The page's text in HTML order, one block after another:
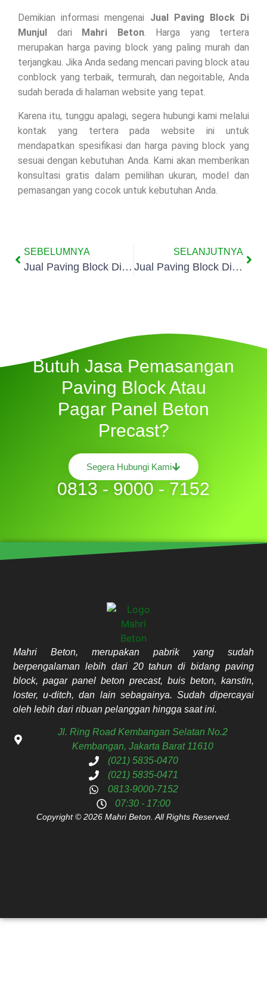
Demikian informasi mengenai Jual Paving Block Di
Munjul dari Mahri Beton. Harga yang tertera
merupakan harga paving block yang paling murah dan
terjangkau. Jika Anda sedang mencari paving block atau
conblock yang terbaik, termurah, dan negoitable, Anda
sudah berada di halaman website yang tepat.
Karena itu, tunggu apalagi, segera hubungi kami melalui
kontak yang tertera pada website ini untuk
mendapatkan spesifikasi dan harga paving block yang
sesuai dengan kebutuhan Anda. Kami akan memberikan
konsultasi gratis dalam pemilihan ukuran, model dan
pemasangan yang cocok untuk kebutuhan Anda.
SEBELUMNYA
Jual Paving Block Di Lubang Buaya
SELANJUTNYA
Jual Paving Block Di Pondok Ranggon
Butuh Jasa Pemasangan
Paving Block Atau
Pagar Panel Beton
Precast?
Segera Hubungi Kami
0813 - 9000 - 7152
Mahri Beton, merupakan pabrik yang sudah
berpengalaman lebih dari 20 tahun di bidang paving
block, pagar panel beton precast, buis beton, kanstin,
loster, u-ditch, dan lain sebagainya. Sudah dipercayai
oleh lebih dari ribuan pelanggan hingga saat ini.
Jl. Ring Road Kembangan Selatan No.2
Kembangan, Jakarta Barat 11610
(021) 5835-0470
(021) 5835-0471
0813-9000-7152
07:30 - 17:00
Copyright © 2026 Mahri Beton. All Rights Reserved.